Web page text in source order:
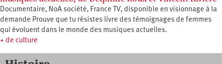
Documentaire, NoA société, France TV, disponible en visionnage à la
demande Prouve que tu résistes livre des témoignages de femmes
qui évoluent dans le monde des musiques actuelles.
+ de culture